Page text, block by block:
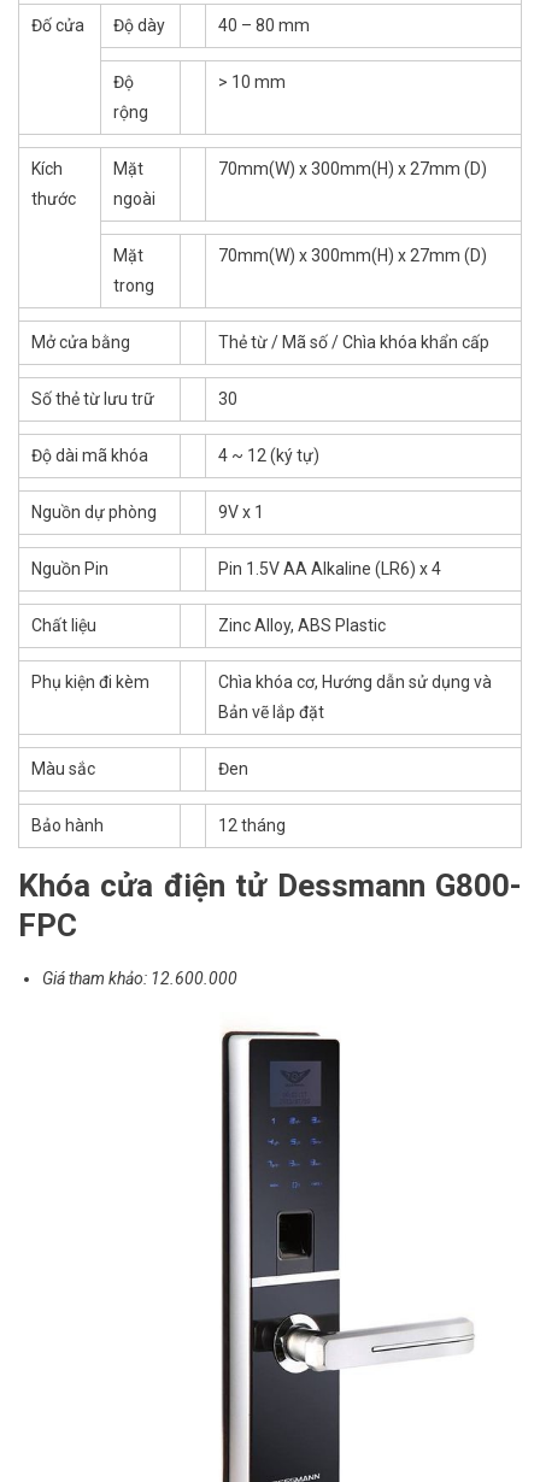
Đố cửa Độ dày 40 – 80 mm
Độ
rộng
> 10 mm
Kích
thước
Mặt
ngoài
70mm(W) x 300mm(H) x 27mm (D)
Mặt
trong
70mm(W) x 300mm(H) x 27mm (D)
Mở cửa bằng Thẻ từ / Mã số / Chìa khóa khẩn cấp
Số thẻ từ lưu trữ 30
Độ dài mã khóa 4 ~ 12 (ký tự)
Nguồn dự phòng 9V x 1
Nguồn Pin Pin 1.5V AA Alkaline (LR6) x 4
Chất liệu Zinc Alloy, ABS Plastic
Phụ kiện đi kèm
Chìa khóa cơ, Hướng dẫn sử dụng và
Bản vẽ lắp đặt
Màu sắc Đen
Bảo hành 12 tháng
Khóa cửa điện tử Dessmann G800-
FPC
Giá tham khảo: 12.600.000